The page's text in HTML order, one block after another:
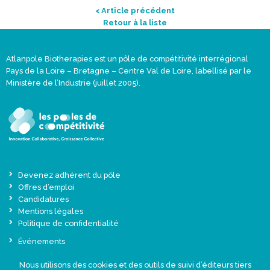
< Article précédent
Retour à la liste
Atlanpole Biotherapies est un pôle de compétitivité interrégional
Pays de la Loire – Bretagne – Centre Val de Loire, labellisé par le
Ministère de l’Industrie (juillet 2005).
Devenez adhérent du pôle
Offres d’emploi
Candidatures
Mentions légales
Politique de confidentialité
Événements
Une offre globale sur-mesure
Nous utilisons des cookies et des outils de suivi d’éditeurs tiers